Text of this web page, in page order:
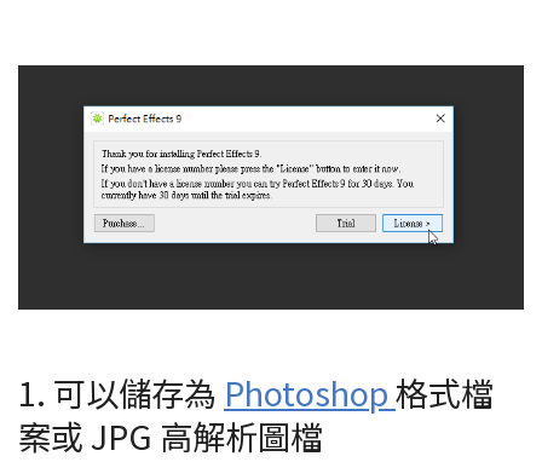
1. 可以儲存為 Photoshop格式檔
案或 JPG 高解析圖檔